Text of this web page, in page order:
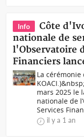
Info
Côte
nationale de
l'Observatoire
Financiers
La
mars 2025 le
nationale de
Services
il y a 1 an